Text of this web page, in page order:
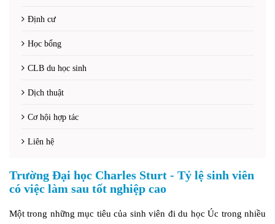
Định cư
Học bổng
CLB du học sinh
Dịch thuật
Cơ hội hợp tác
Liên hệ
Trường Đại học Charles Sturt - Tỷ lệ sinh viên
có việc làm sau tốt nghiệp cao
Một trong những mục tiêu của sinh viên đi du học Úc trong nhiều